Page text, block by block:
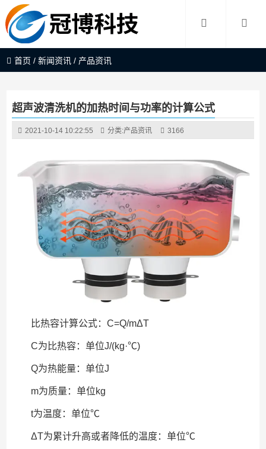
首页 /新闻资讯 / 产品资讯
超声波清洗机的加热时间与功率的计算公式
2021-10-14 10:22:55 分类:产品资讯 3166
比热容计算公式：C=Q/mΔT
C为比热容：单位J/(kg·℃)
Q为热能量：单位J
m为质量：单位kg
t为温度：单位℃
ΔT为累计升高或者降低的温度：单位℃